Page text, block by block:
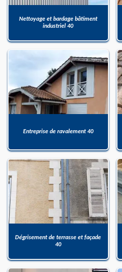
Nettoyage et bardage bâtiment
industriel 40
Entreprise de ravalement 40
Dégrisement de terrasse et façade
40